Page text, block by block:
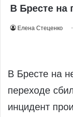
В Бресте на
Елена Стеценко
В Бресте на
переходе
инцидент